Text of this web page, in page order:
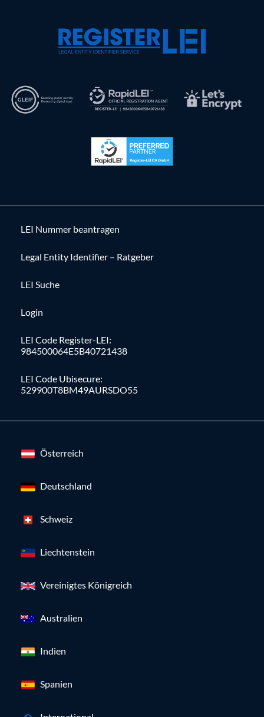
LEI Nummer beantragen
Legal Entity Identifier – Ratgeber
LEI Suche
Login
LEI Code Register-LEI:
984500064E5B40721438
LEI Code Ubisecure:
529900T8BM49AURSDO55
Österreich
Deutschland
Schweiz
Liechtenstein
Vereinigtes Königreich
Australien
Indien
Spanien